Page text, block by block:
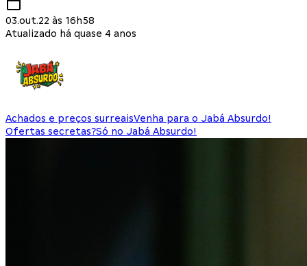
03.out.22 às 16h58
Atualizado há quase 4 anos
Achados e preços surreaisVenha para o Jabá Absurdo!
Ofertas secretas?Só no Jabá Absurdo!